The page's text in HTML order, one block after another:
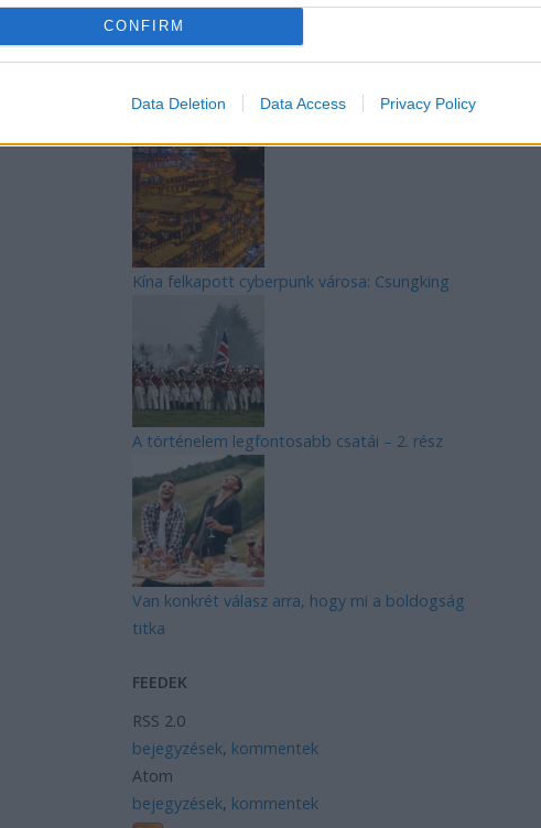
CONFIRM
Data Deletion Data Access Privacy Policy
Japán sebességre kapcsol – A gyorsvasút
Kína felkapott cyberpunk városa: Csungking
A történelem legfontosabb csatái – 2. rész
Van konkrét válasz arra, hogy mi a boldogság
titka
FEEDEK
RSS 2.0
bejegyzések, kommentek
Atom
bejegyzések, kommentek